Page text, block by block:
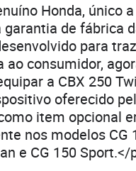
Honda, único
de fábrica
para
ao consumidor,
a CBX 250
oferecido
item opcional
nos modelos CG
e CG 150 Sport.</